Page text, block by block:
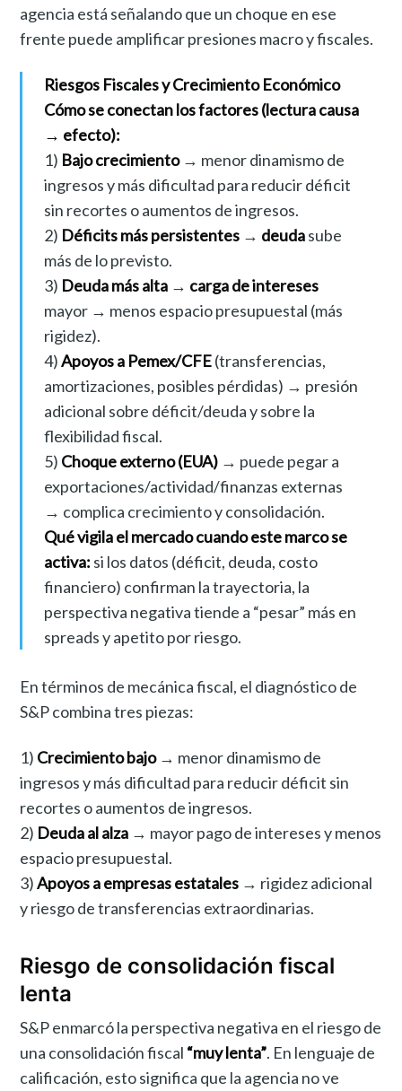
agencia está señalando que un choque en ese
frente puede amplificar presiones macro y fiscales.
Riesgos Fiscales y Crecimiento Económico
Cómo se conectan los factores (lectura causa
→ efecto):
1) Bajo crecimiento→ menor dinamismo de
ingresos y más dificultad para reducir déficit
sin recortes o aumentos de ingresos.
2) Déficits más persistentes→ deudasube
más de lo previsto.
3) Deuda más alta→ carga de intereses
mayor → menos espacio presupuestal (más
rigidez).
4)Apoyos a Pemex/CFE(transferencias,
amortizaciones, posibles pérdidas) → presión
adicional sobre déficit/deuda y sobre la
flexibilidad fiscal.
5) Choque externo (EUA)→ puede pegar a
exportaciones/actividad/finanzas externas
→ complica crecimiento y consolidación.
Qué vigila el mercado cuando este marco se
activa: si los datos (déficit, deuda, costo
financiero) confirman la trayectoria, la
perspectiva negativa tiende a “pesar” más en
spreads y apetito por riesgo.
En términos de mecánica fiscal, el diagnóstico de
S&P combina tres piezas:
1) Crecimiento bajo→ menor dinamismo de
ingresos y más dificultad para reducir déficit sin
recortes o aumentos de ingresos.
2) Deuda al alza → mayor pago de intereses y menos
espacio presupuestal.
3)Apoyos a empresas estatales → rigidez adicional
y riesgo de transferencias extraordinarias.
Riesgo de consolidación fiscal
lenta
S&P enmarcó la perspectiva negativa en el riesgo de
una consolidación fiscal “muy lenta”. En lenguaje de
calificación, esto significa que la agencia no ve